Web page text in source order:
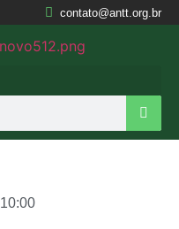
contato@antt.org.br
10:00